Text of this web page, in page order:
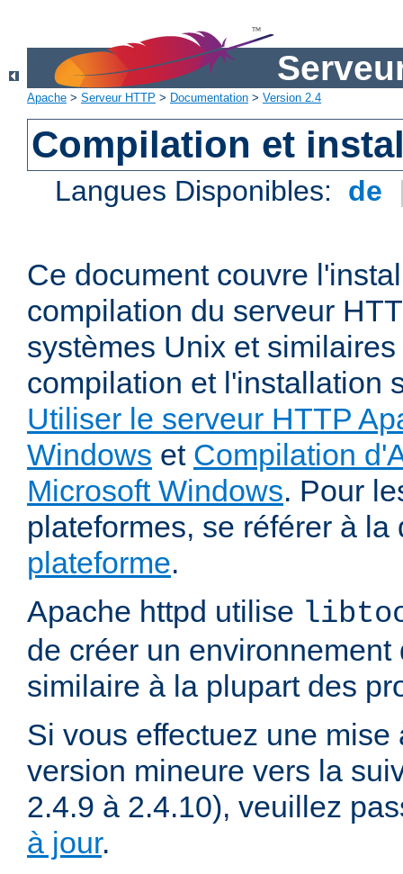
Apache > Serveur HTTP > Documentation > Version 2.4
Compilation et
Langues Disponibles: de
Ce document couvre
compilation du serveur
systèmes Unix et
compilation et l'installation
Utiliser le serveur HTTP
Windows et Compilation
Microsoft Windows. Pour
plateformes, se référer à
plateforme.
Apache httpd utilise
de créer un environnement
similaire à la plupart des
Si vous effectuez une
version mineure vers la
2.4.9 à 2.4.10), veuillez
à jour.